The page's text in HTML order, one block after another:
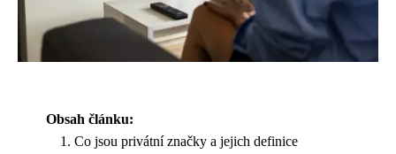
Obsah článku:
Co jsou privátní značky a jejich definice